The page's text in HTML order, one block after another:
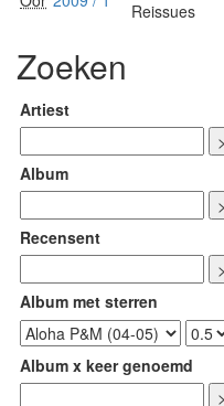
Reissues
Zoeken
Artiest
Album
Recensent
Album met sterren
Album x keer genoemd